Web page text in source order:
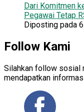
Dari Komitmen
Pegawai Tetap
Diposting pada
Follow Kami
Silahkan follow sosial
mendapatkan